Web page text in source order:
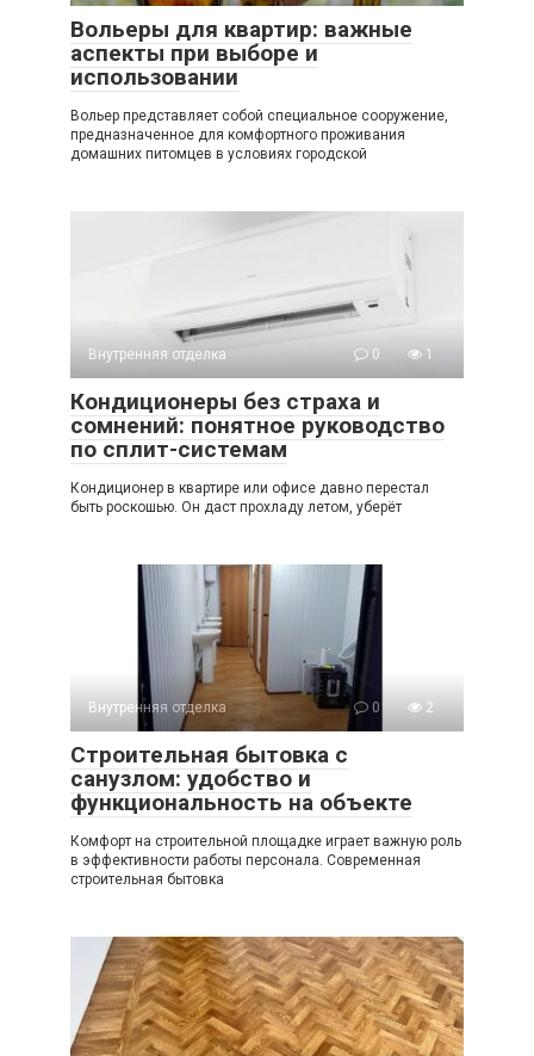
Вольеры для квартир: важные
аспекты при выборе и
использовании
Вольер представляет собой специальное сооружение,
предназначенное для комфортного проживания
домашних питомцев в условиях городской
Внутренняя отделка 0 1
Кондиционеры без страха и
сомнений: понятное руководство
по сплит-системам
Кондиционер в квартире или офисе давно перестал
быть роскошью. Он даст прохладу летом, уберёт
Внутренняя отделка 0 2
Строительная бытовка с
санузлом: удобство и
функциональность на объекте
Комфорт на строительной площадке играет важную роль
в эффективности работы персонала. Современная
строительная бытовка